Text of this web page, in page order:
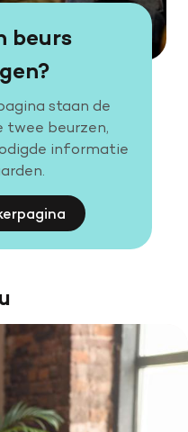
beurs
staan de
twee beurzen,
informatie